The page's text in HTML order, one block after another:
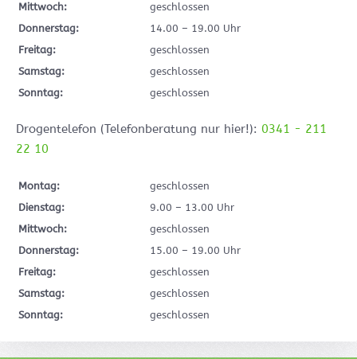
Mittwoch:
geschlossen
Donnerstag:
14.00 – 19.00 Uhr
Freitag:
geschlossen
Samstag:
geschlossen
Sonntag:
geschlossen
Drogentelefon (Telefonberatung nur hier!): 0341 - 211
22 10
Montag:
geschlossen
Dienstag:
9.00 – 13.00 Uhr
Mittwoch:
geschlossen
Donnerstag:
15.00 – 19.00 Uhr
Freitag:
geschlossen
Samstag:
geschlossen
Sonntag:
geschlossen